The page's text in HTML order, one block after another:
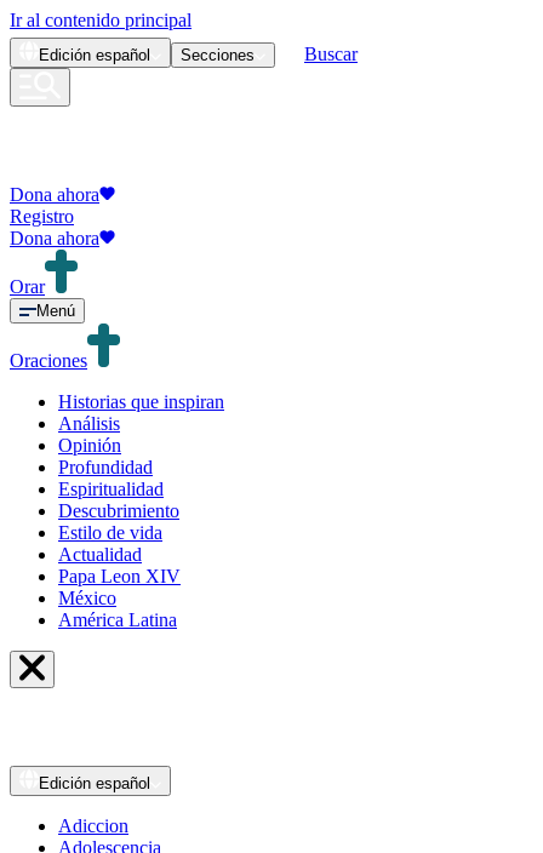
Ir al contenido principal
Edición español Secciones Buscar
Dona ahora
Registro
Dona ahora
Orar
Menú
Oraciones
Historias que inspiran
Análisis
Opinión
Profundidad
Espiritualidad
Descubrimiento
Estilo de vida
Actualidad
Papa Leon XIV
México
América Latina
Edición español
Adiccion
Adolescencia